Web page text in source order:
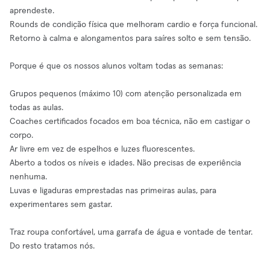
aprendeste.
Rounds de condição física que melhoram cardio e força funcional.
Retorno à calma e alongamentos para saíres solto e sem tensão.
Porque é que os nossos alunos voltam todas as semanas:
Grupos pequenos (máximo 10) com atenção personalizada em
todas as aulas.
Coaches certificados focados em boa técnica, não em castigar o
corpo.
Ar livre em vez de espelhos e luzes fluorescentes.
Aberto a todos os níveis e idades. Não precisas de experiência
nenhuma.
Luvas e ligaduras emprestadas nas primeiras aulas, para
experimentares sem gastar.
Traz roupa confortável, uma garrafa de água e vontade de tentar.
Do resto tratamos nós.